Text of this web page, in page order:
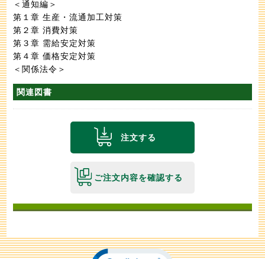
＜通知編＞
第１章 生産・流通加工対策
第２章 消費対策
第３章 需給安定対策
第４章 価格安定対策
＜関係法令＞
関連図書
注文する
ご注文内容を確認する